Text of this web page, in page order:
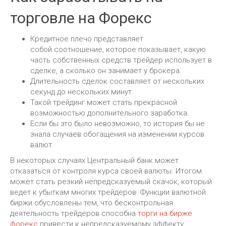
торговле на Форекс
Кредитное плечо представляет
собой соотношение, которое показывает, какую
часть собственных средств трейдер использует в
сделке, а сколько он занимает у брокера.
Длительность сделок составляет от нескольких
секунд до нескольких минут.
Такой трейдинг может стать прекрасной
возможностью дополнительного заработка.
Если бы это было невозможно, то история бы не
знала случаев обогащения на изменении курсов
валют.
В некоторых случаях Центральный банк может
отказаться от контроля курса своей валюты. Итогом
может стать резкий непредсказуемый скачок, который
ведет к убыткам многих трейдеров. Функции валютной
биржи обусловлены тем, что бесконтрольная
деятельность трейдеров способна торги на бирже